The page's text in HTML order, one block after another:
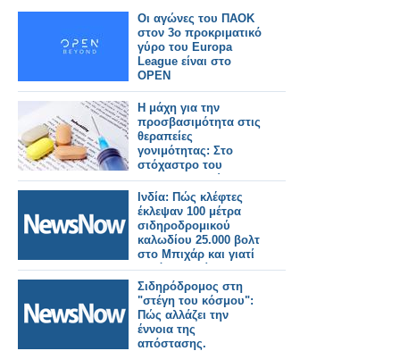
Οι αγώνες του ΠΑΟΚ
στον 3ο προκριματικό
γύρο του Europa
League είναι στο
OPEN
Η μάχη για την
προσβασιμότητα στις
θεραπείες
γονιμότητας: Στο
στόχαστρο του
φαρμακευτικού
κόσμου οι πρακτικές
της εταιρείας Merck
Ινδία: Πώς κλέφτες
έκλεψαν 100 μέτρα
σιδηροδρομικού
καλωδίου 25.000 βολτ
στο Μπιχάρ και γιατί
αυτό συμβαίνει
συνεχώς.
Σιδηρόδρομος στη
"στέγη του κόσμου":
Πώς αλλάζει την
έννοια της
απόστασης.